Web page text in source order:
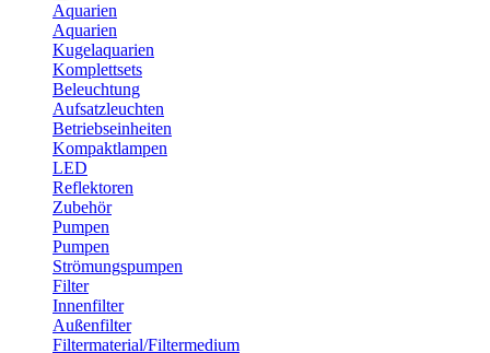
Aquarien
Aquarien
Kugelaquarien
Komplettsets
Beleuchtung
Aufsatzleuchten
Betriebseinheiten
Kompaktlampen
LED
Reflektoren
Zubehör
Pumpen
Pumpen
Strömungspumpen
Filter
Innenfilter
Außenfilter
Filtermaterial/Filtermedium